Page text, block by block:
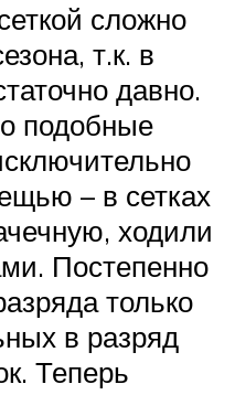
сложно
т.к. в
давно.
подобные
– в сетках
ходили
Постепенно
только
в разряд
Теперь